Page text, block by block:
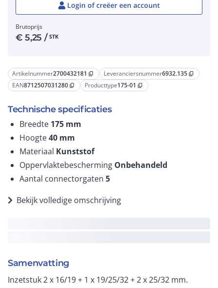
Artikelnummer2700432181 content_copy Leveranciersnummer6932.135 content_copy
EAN8712507031280 content_copy Producttype175-01 content_copy
Technische specificaties
Breedte 175 mm
Hoogte40 mm
Materiaal Kunststof
Oppervlaktebescherming Onbehandeld
Aantal connectorgaten 5
Bekijk volledige omschrijving
Samenvatting
Inzetstuk 2 x 16/19 + 1 x 19/25/32 + 2 x 25/32 mm.
Login of creëer een account
Brutoprijs
€5,25 / STK